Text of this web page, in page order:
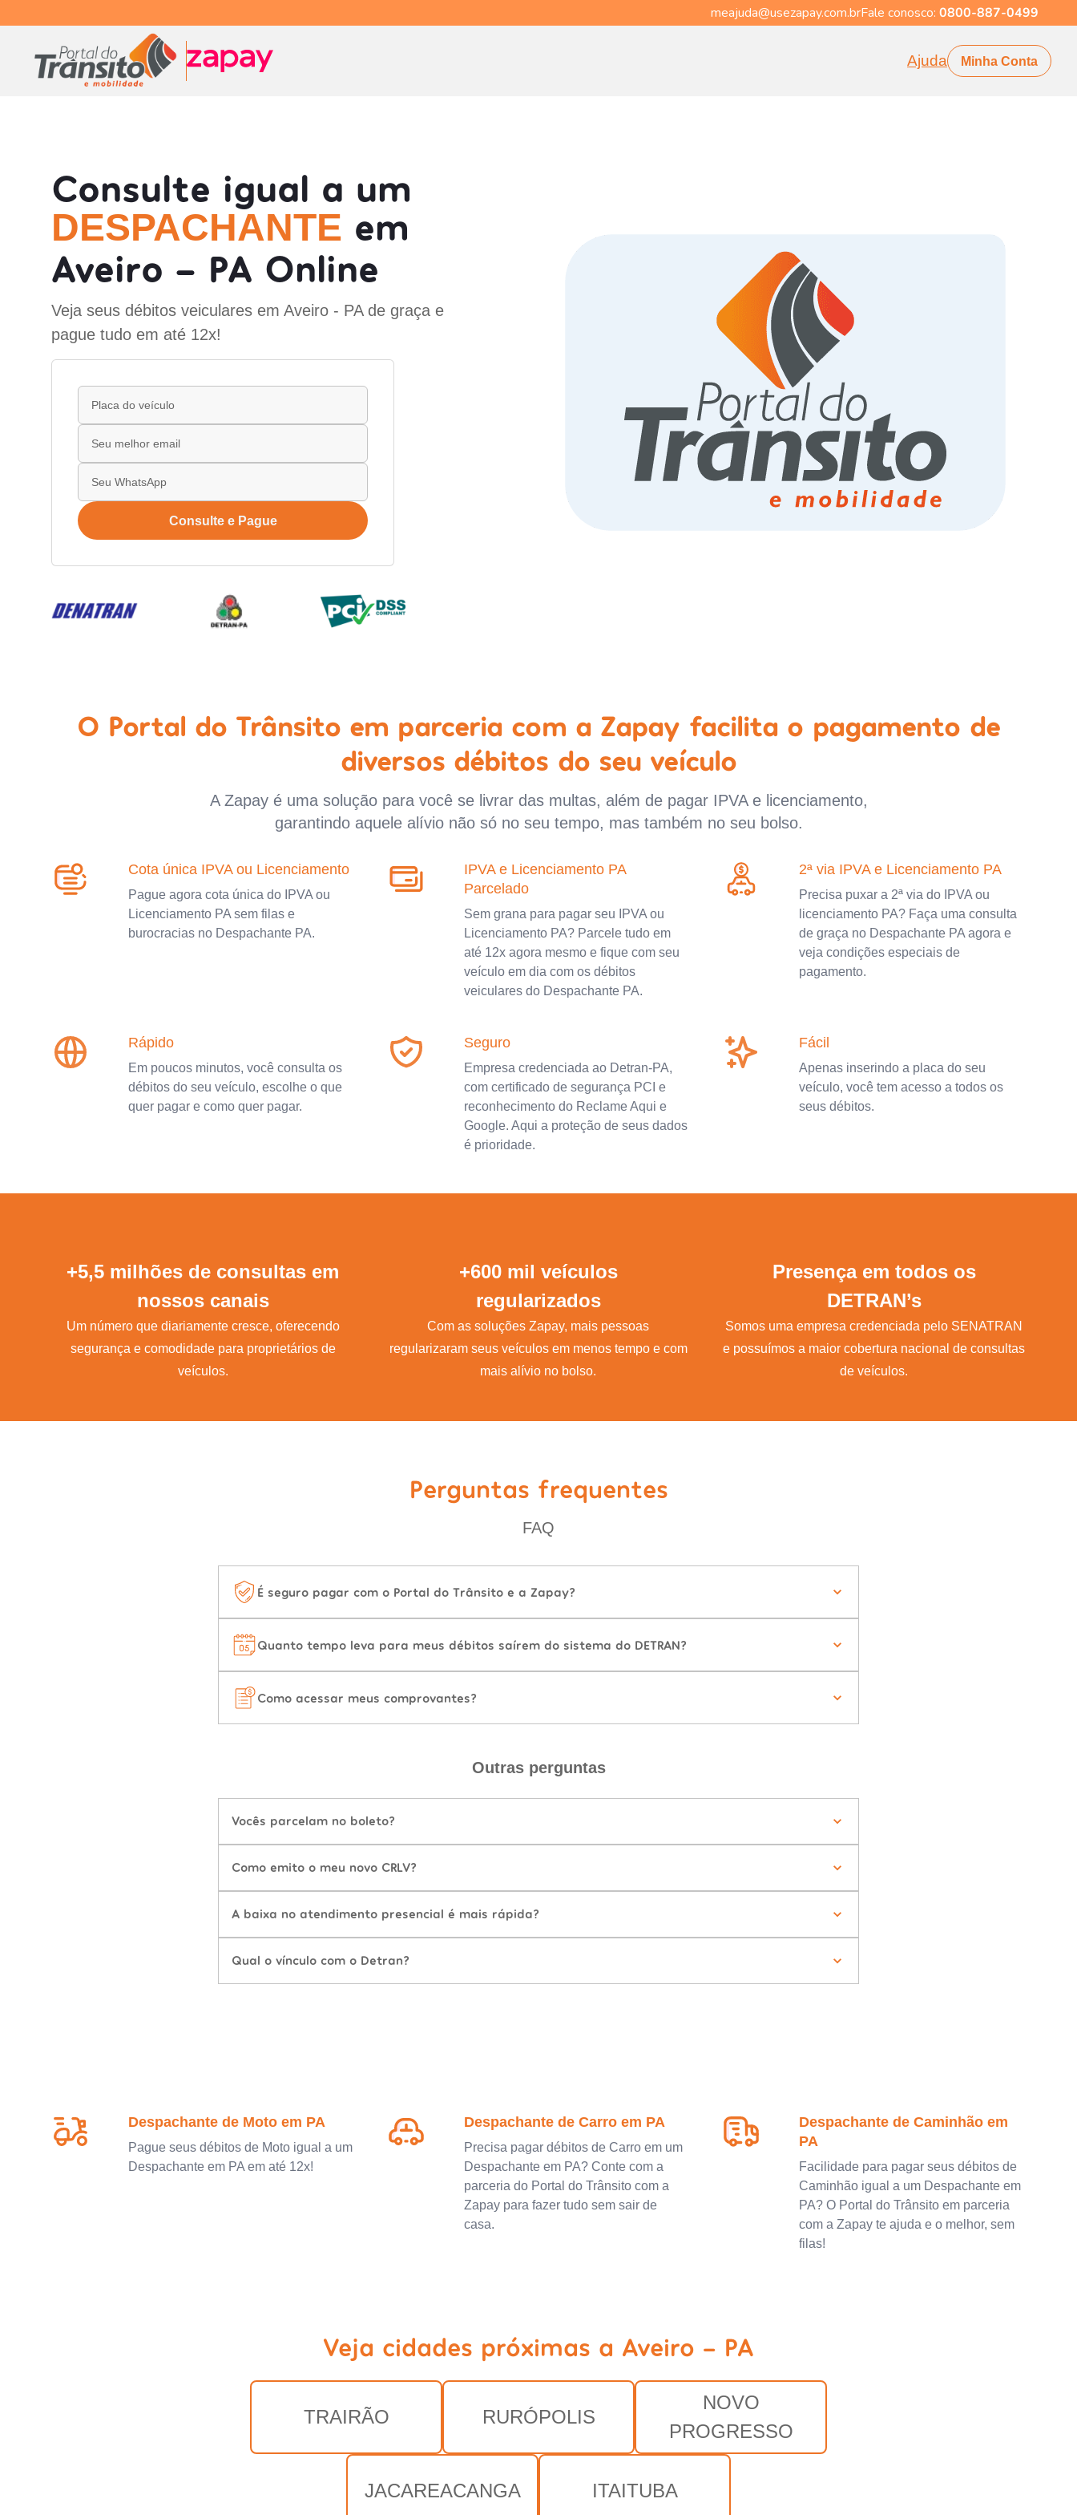
meajuda@usezapay.com.brFale conosco: 0800-887-0499
Ajuda Minha Conta
Consulte igual a um
DESPACHANTE em
Aveiro - PA Online
Veja seus débitos veiculares em Aveiro - PA de graça e
pague tudo em até 12x!
Consulte e Pague
O Portal do Trânsito em parceria com a Zapay facilita o pagamento de
diversos débitos do seu veículo
A Zapay é uma solução para você se livrar das multas, além de pagar IPVA e licenciamento,
garantindo aquele alívio não só no seu tempo, mas também no seu bolso.
Cota única IPVA ou Licenciamento
Pague agora cota única do IPVA ou
Licenciamento PA sem filas e
burocracias no Despachante PA.
IPVA e Licenciamento PA
Parcelado
Sem grana para pagar seu IPVA ou
Licenciamento PA? Parcele tudo em
até 12x agora mesmo e fique com seu
veículo em dia com os débitos
veiculares do Despachante PA.
2ª via IPVA e Licenciamento PA
Precisa puxar a 2ª via do IPVA ou
licenciamento PA? Faça uma consulta
de graça no Despachante PA agora e
veja condições especiais de
pagamento.
Rápido
Em poucos minutos, você consulta os
débitos do seu veículo, escolhe o que
quer pagar e como quer pagar.
Seguro
Empresa credenciada ao Detran-PA,
com certificado de segurança PCI e
reconhecimento do Reclame Aqui e
Google. Aqui a proteção de seus dados
é prioridade.
Fácil
Apenas inserindo a placa do seu
veículo, você tem acesso a todos os
seus débitos.
+5,5 milhões de consultas em
nossos canais
Um número que diariamente cresce, oferecendo
segurança e comodidade para proprietários de
veículos.
+600 mil veículos
regularizados
Com as soluções Zapay, mais pessoas
regularizaram seus veículos em menos tempo e com
mais alívio no bolso.
Presença em todos os
DETRAN’s
Somos uma empresa credenciada pelo SENATRAN
e possuímos a maior cobertura nacional de consultas
de veículos.
Perguntas frequentes
FAQ
É seguro pagar com o Portal do Trânsito e a Zapay?
Quanto tempo leva para meus débitos saírem do sistema do DETRAN?
Como acessar meus comprovantes?
Outras perguntas
Vocês parcelam no boleto?
Como emito o meu novo CRLV?
A baixa no atendimento presencial é mais rápida?
Qual o vínculo com o Detran?
Despachante de Moto em PA
Pague seus débitos de Moto igual a um
Despachante em PA em até 12x!
Despachante de Carro em PA
Precisa pagar débitos de Carro em um
Despachante em PA? Conte com a
parceria do Portal do Trânsito com a
Zapay para fazer tudo sem sair de
casa.
Despachante de Caminhão em
PA
Facilidade para pagar seus débitos de
Caminhão igual a um Despachante em
PA? O Portal do Trânsito em parceria
com a Zapay te ajuda e o melhor, sem
filas!
Veja cidades próximas a Aveiro - PA
TRAIRÃO RURÓPOLIS
NOVO
PROGRESSO
JACAREACANGA ITAITUBA